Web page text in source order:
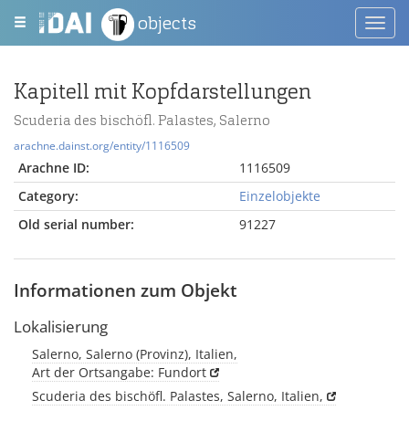
objects
Kapitell mit Kopfdarstellungen
Scuderia des bischöfl. Palastes, Salerno
arachne.dainst.org/entity/1116509
Arachne ID:
1116509
Category:
Einzelobjekte
Old serial number:
91227
Informationen zum Objekt
Lokalisierung
Salerno, Salerno (Provinz), Italien,
Art der Ortsangabe: Fundort
Scuderia des bischöfl. Palastes, Salerno, Italien,